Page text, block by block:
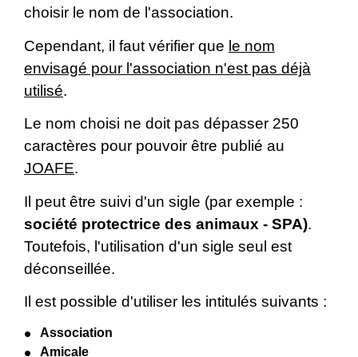
choisir le nom de l'association.
Cependant, il faut vérifier que le nom
envisagé pour l'association n'est pas déjà
utilisé.
Le nom choisi ne doit pas dépasser 250
caractères pour pouvoir être publié au
JOAFE.
Il peut être suivi d'un sigle (par exemple :
société protectrice des animaux - SPA).
Toutefois, l'utilisation d'un sigle seul est
déconseillée.
Il est possible d'utiliser les intitulés suivants :
Association
Amicale